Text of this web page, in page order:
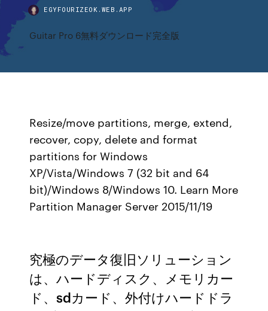
EGYFOURIZEOK.WEB.APP
Guitar Pro 6無料ダウンロード完全版
Resize/move partitions, merge, extend,
recover, copy, delete and format
partitions for Windows
XP/Vista/Windows 7 (32 bit and 64
bit)/Windows 8/Windows 10. Learn More
Partition Manager Server 2015/11/19
究極のデータ復旧ソリューション
は、ハードディスク、メモリカー
ド、sdカード、外付けハードドラ